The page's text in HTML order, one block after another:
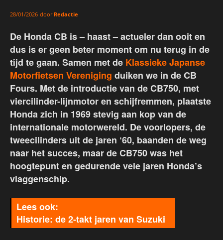
28/01/2026 door Redactie
De Honda CB is – haast – actueler dan ooit en
dus is er geen beter moment om nu terug in de
tijd te gaan. Samen met de Klassieke Japanse
Motorfietsen Vereniging duiken we in de CB
Fours. Met de introductie van de CB750, met
viercilinder-lijnmotor en schijfremmen, plaatste
Honda zich in 1969 stevig aan kop van de
internationale motorwereld. De voorlopers, de
tweecilinders uit de jaren ‘60, baanden de weg
naar het succes, maar de CB750 was het
hoogtepunt en gedurende vele jaren Honda’s
vlaggenschip.
Historie: de 2-takt jaren van Suzuki